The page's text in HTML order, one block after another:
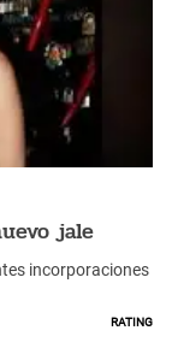
jale
incorporaciones
Rating